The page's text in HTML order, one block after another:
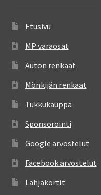
Etusivu
MP varaosat
Auton renkaat
Mönkijän renkaat
Tukkukauppa
Sponsorointi
Google arvostelut
Facebook arvostelut
Lahjakortit